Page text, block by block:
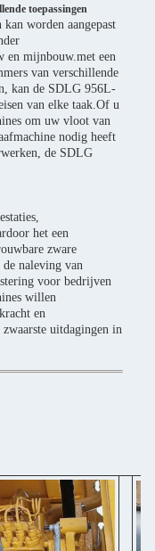
toepassingen
worden aangepast
en mijnbouw.met een
van verschillende
kan de SDLG 956L-
van elke taak.Of u
om uw vloot van
nodig heeft
de SDLG
het een
zware
naleving van
voor bedrijven
willen
en
uitdagingen in